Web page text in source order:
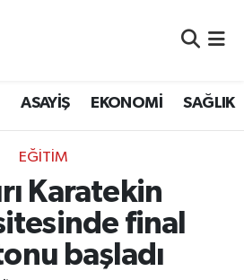
ASAYİŞ EKONOMİ SAĞLIK
EĞİTİM
Karatekin
final
başladı
Durumu ve Fikstür